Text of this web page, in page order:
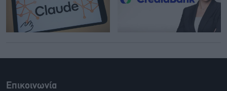
Επικοινωνία